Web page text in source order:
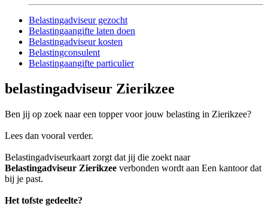
Belastingadviseur gezocht
Belastingaangifte laten doen
Belastingadviseur kosten
Belastingconsulent
Belastingaangifte particulier
belastingadviseur Zierikzee
Ben jij op zoek naar een topper voor jouw belasting in Zierikzee?
Lees dan vooral verder.
Belastingadviseurkaart zorgt dat jij die zoekt naar
Belastingadviseur Zierikzee verbonden wordt aan Een kantoor dat
bij je past.
Het tofste gedeelte?